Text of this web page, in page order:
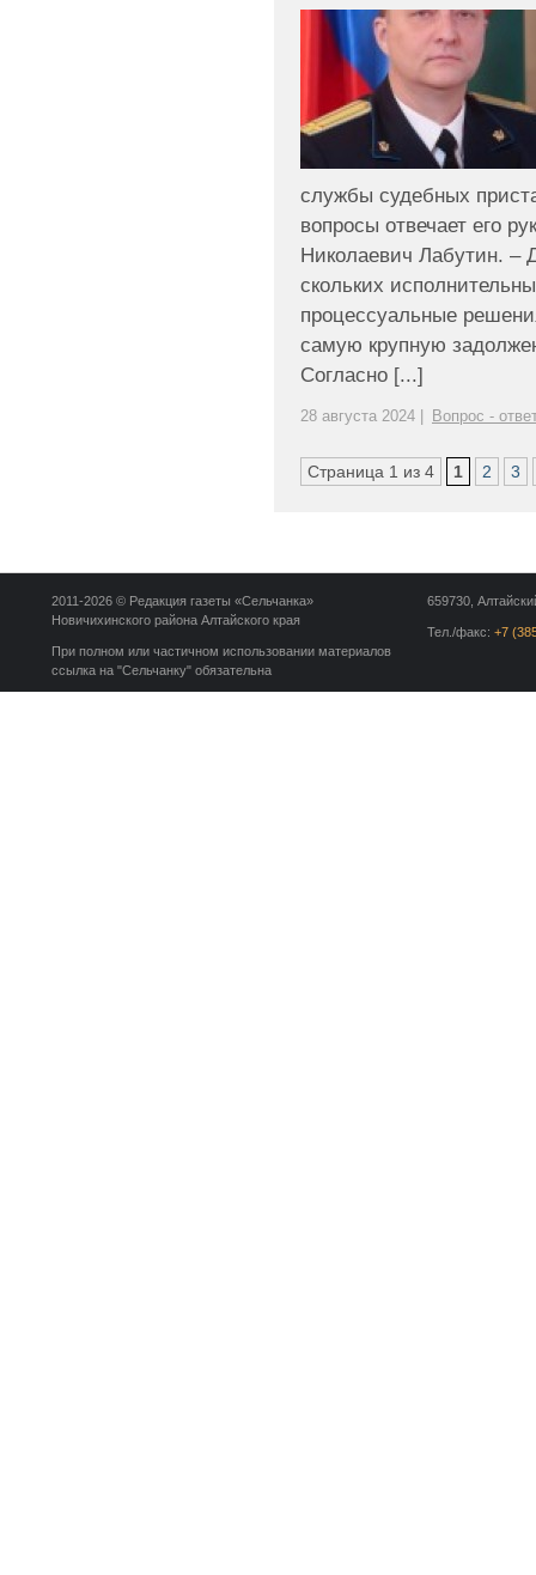
службы судебных
вопросы отвечает его
Николаевич Лабутин. –
скольких
процессуальные
самую крупную
Согласно [...]
28 августа 2024 | Вопрос -
Страница 1 из 4 1 2 3
659730,
Тел./факс: +7
2011-2026 © Редакция газеты «Сельчанка»
Новичихинского района Алтайского края
При полном или частичном использовании материалов
ссылка на "Сельчанку" обязательна